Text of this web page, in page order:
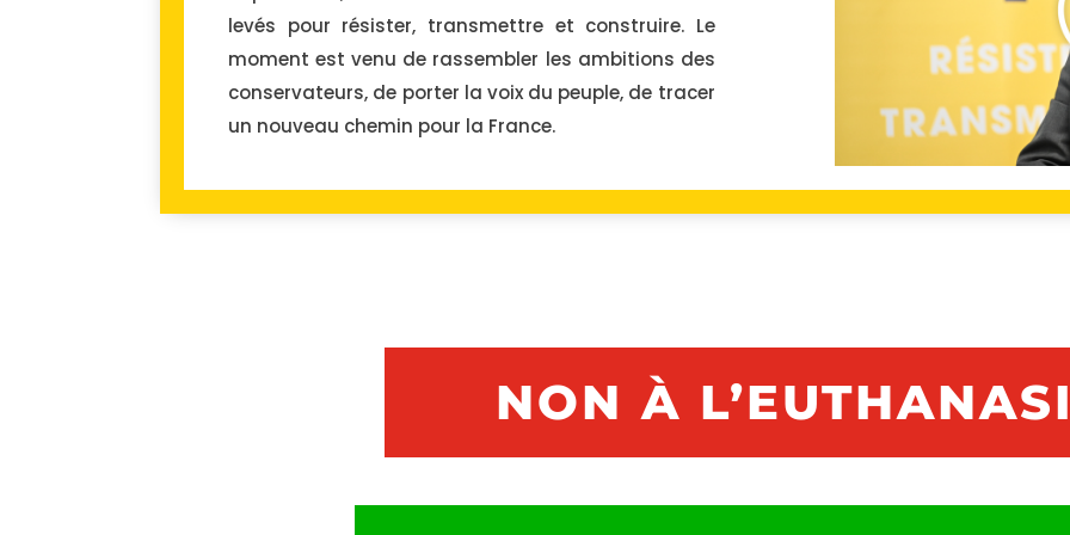
levés pour résister, transmettre et construire. Le
moment est venu de rassembler les ambitions des
conservateurs, de porter la voix du peuple, de tracer
un nouveau chemin pour la France.
NON À